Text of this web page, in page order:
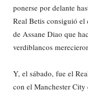
ponerse por delante
Real Betis consiguió
de Assane Diao que
verdiblancos
Y, el sábado, fue el
con el Manchester